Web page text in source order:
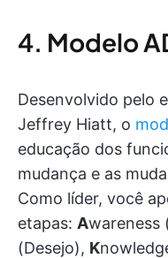
4. Modelo
Desenvolvido pelo
Jeffrey Hiatt, o
educação dos
mudança e as
Como líder, você
etapas: Awareness
(Desejo), K